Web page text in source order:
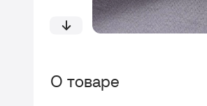
О товаре